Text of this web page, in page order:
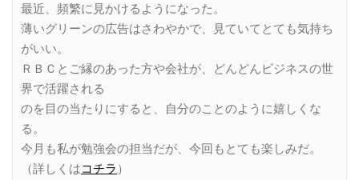
最近、頻繁に見かけるようになった。
薄いグリーンの広告はさわやかで、見ていてとても気持ち
がいい。
ＲＢＣとご縁のあった方や会社が、どんどんビジネスの世
界で活躍される
のを目の当たりにすると、自分のことのように嬉しくな
る。
今月も私が勉強会の担当だが、今回もとても楽しみだ。
（詳しくはコチラ ）